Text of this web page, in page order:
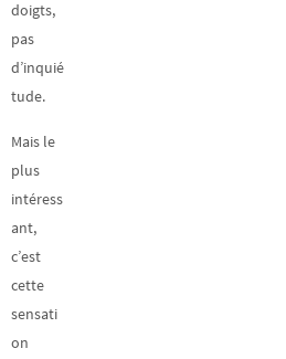
doigts,
pas
d’inquié
tude.
Mais le
plus
intéress
ant,
c’est
cette
sensati
on